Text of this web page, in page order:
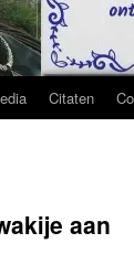
Citaten
aan